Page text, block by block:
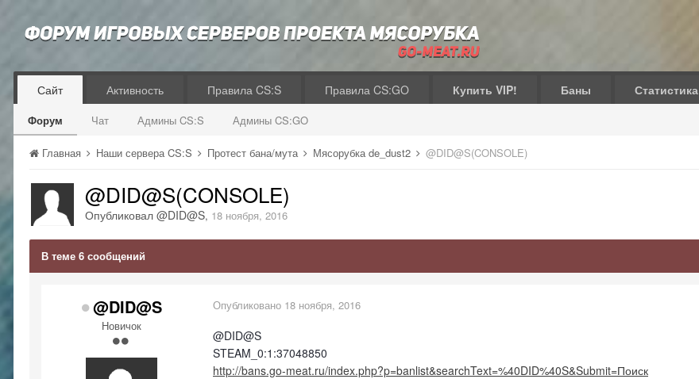
Сайт
Форум Чат Админы CS:S Админы CS:GO
Активность Правила CS:S Правила CS:GO Купить VIP! Баны Статистика
Главная Наши сервера CS:S Протест бана/мута Мясорубка de_dust2 @DID@S(CONSOLE)
@DID@S(CONSOLE)
Опубликовал @DID@S, 18 ноября, 2016
В теме 6 сообщений
@DID@S
Новичок
Опубликовано 18 ноября, 2016
@DID@S
STEAM_0:1:37048850
http://bans.go-meat.ru/index.php?p=banlist&searchText=%40DID%40S&Submit=Поиск